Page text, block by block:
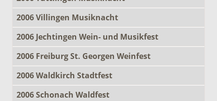
2006 Villingen Musiknacht
2006 Jechtingen Wein- und Musikfest
2006 Freiburg St. Georgen Weinfest
2006 Waldkirch Stadtfest
2006 Schonach Waldfest